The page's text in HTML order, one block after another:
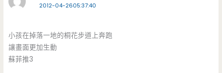
2012-04-2605:37:40
小孩在掉落一地的桐花步道上奔跑
讓畫面更加生動
蘇菲推3